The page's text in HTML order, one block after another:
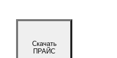
Скачать
ПРАЙС